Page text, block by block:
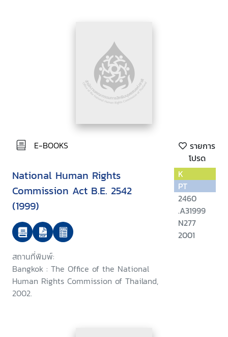
E-BOOKS
รายการ
โปรด
National Human Rights
Commission Act B.E. 2542
(1999)
สถานที่พิมพ์:
Bangkok : The Office of the National
Human Rights Commission of Thailand,
2002.
K
PT
2460
.A31999
N277
2001